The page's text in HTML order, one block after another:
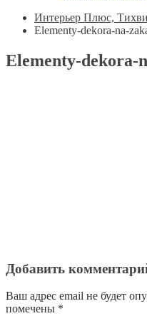
Интерьер Плюс,
Elementy-dekora-na-
Elementy-dekora-
Добавить
Ваш адрес email не будет
помечены *